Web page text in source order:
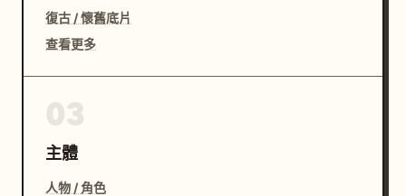
復古 / 懷舊底片
查看更多
主體
人物 / 角色